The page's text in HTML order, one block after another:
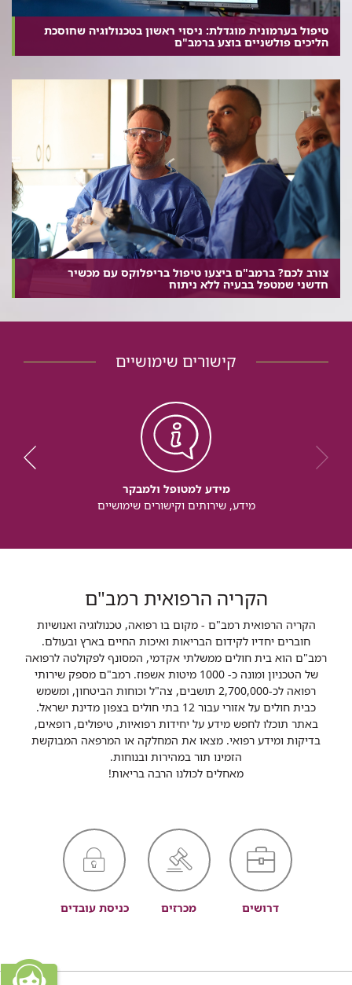
טיפול בערמונית מוגדלת: ניסוי ראשון בטכנולוגיה שחוסכת
הליכים פולשניים בוצע ברמב"ם
צורב לכם? ברמב"ם ביצעו טיפול בריפלוקס עם מכשיר
חדשני שמטפל בבעיה ללא ניתוח
קישורים שימושיים
מידע למטופל ולמבקר
מידע, שירותים וקישורים שימושיים
הקריה הרפואית רמב"ם
הקריה הרפואית רמב"ם - מקום בו רפואה, טכנולוגיה ואנושיות
חוברים יחדיו לקידום הבריאות ואיכות החיים בארץ ובעולם.
רמב"ם הוא בית חולים ממשלתי אקדמי, המסונף לפקולטה לרפואה
של הטכניון ומונה כ- 1000 מיטות אשפוז. רמב"ם מספק שירותי
רפואה לכ-2,700,000 תושבים, צה"ל וכוחות הביטחון, ומשמש
כבית חולים על אזורי עבור 12 בתי חולים בצפון מדינת ישראל.
באתר תוכלו לחפש מידע על יחידות רפואיות, טיפולים, רופאים,
בדיקות ומידע רפואי. מצאו את המחלקה או המרפאה המבוקשת
הזמינו תור במהירות ובנוחות.
מאחלים לכולנו הרבה בריאות!
דרושים מכרזים כניסת עובדים